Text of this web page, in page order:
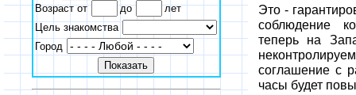
Возраст от
до
лет
Цель знакомства
Город
Это -
соблюдение
теперь на
соглашение с
часы будет